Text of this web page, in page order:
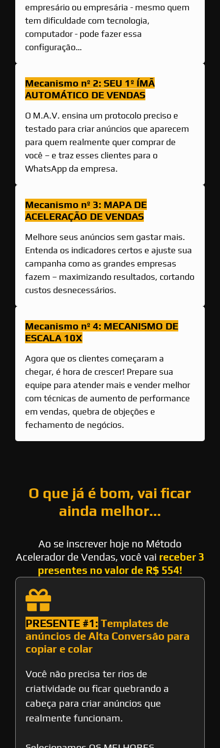
empresário ou empresária - mesmo quem
tem dificuldade com tecnologia,
computador - pode fazer essa
configuração…
Mecanismo nº 2: SEU 1º ÍMÃ
AUTOMÁTICO DE VENDAS
O M.A.V. ensina um protocolo preciso e
testado para criar anúncios que aparecem
para quem realmente quer comprar de
você – e traz esses clientes para o
WhatsApp da empresa.
Mecanismo nº 3: MAPA DE
ACELERAÇÃO DE VENDAS
Melhore seus anúncios sem gastar mais.
Entenda os indicadores certos e ajuste sua
campanha como as grandes empresas
fazem – maximizando resultados, cortando
custos desnecessários.
Mecanismo nº 4: MECANISMO DE
ESCALA 10X
Agora que os clientes começaram a
chegar, é hora de crescer! Prepare sua
equipe para atender mais e vender melhor
com técnicas de aumento de performance
em vendas, quebra de objeções e
fechamento de negócios.
O que já é bom, vai ficar
ainda melhor...
Ao se inscrever hoje no Método
Acelerador de Vendas, você vai receber 3
presentes no valor de R$ 554!
PRESENTE #1: Templates de
anúncios de Alta Conversão para
copiar e colar
Você não precisa ter rios de
criatividade ou ficar quebrando a
cabeça para criar anúncios que
realmente funcionam.